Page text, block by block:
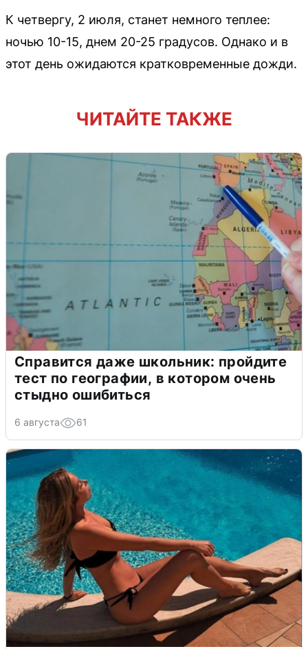
К четвергу, 2 июля, станет немного теплее:
ночью 10-15, днем 20-25 градусов. Однако и в
этот день ожидаются кратковременные дожди.
ЧИТАЙТЕ ТАКЖЕ
Справится даже школьник: пройдите
тест по географии, в котором очень
стыдно ошибиться
6 августа 61